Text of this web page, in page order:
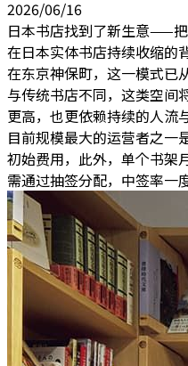
2026/06/16
日本书店找到了新生意——把
在日本实体书店持续收缩的
在东京神保町，这一模式已
与传统书店不同，这类空间
更高，也更依赖持续的人流
目前规模最大的运营者之一
初始费用，此外，单个书架
需通过抽签分配，中签率一